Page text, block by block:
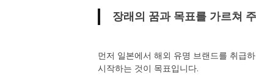
장래의 꿈과 목표를 가르쳐
먼저 일본에서 해외 유명 브랜드를 취급
시작하는 것이 목표입니다.